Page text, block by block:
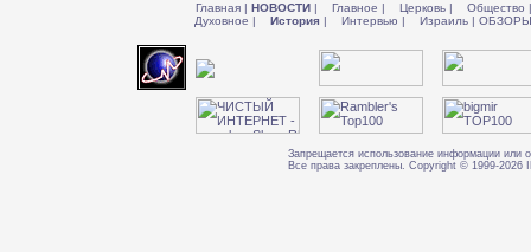
Главная | НОВОСТИ | Главное | Церковь | Общество |
Духовное | История | Интервью | Израиль |
Запрещается использование информации или
Все права закреплены. Copyright © 1999-